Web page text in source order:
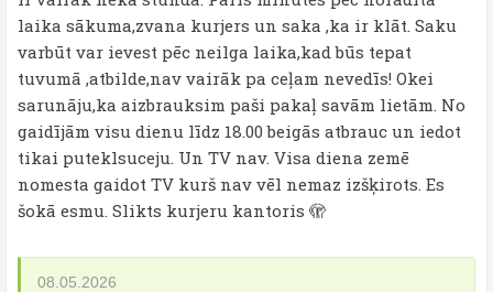
laika sākuma,zvana kurjers un saka ,ka ir klāt. Saku
varbūt var ievest pēc neilga laika,kad būs tepat
tuvumā ,atbilde,nav vairāk pa ceļam nevedīs! Okei
sarunāju,ka aizbrauksim paši pakaļ savām lietām. No
gaidījām visu dienu līdz 18.00 beigās atbrauc un iedot
tikai puteklsuceju. Un TV nav. Visa diena zemē
nomesta gaidot TV kurš nav vēl nemaz izšķirots. Es
šokā esmu. Slikts kurjeru kantoris 🫣
08.05.2026